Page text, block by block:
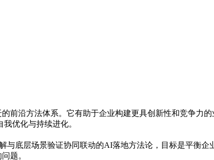
的前沿方法体系。它有助于企业构建更具创新性和竞争力
我优化与持续进化。
与底层场景验证协同联动的AI落地方法论，目标是平衡企
题。